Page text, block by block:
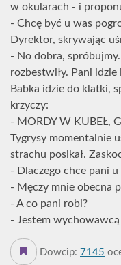
w okularach - i
- Chcę być u was
Dyrektor, skrywając
- No dobra,
rozbestwiły. Pani idzie
Babka idzie do klatki,
krzyczy:
- MORDY W KUBEŁ,
Tygrysy momentalnie
strachu posikał.
- Dlaczego chce pani
- Męczy mnie obecna
- A co pani robi?
- Jestem
Dowcip: 7145